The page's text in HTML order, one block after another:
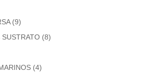
(9)
(8)
(4)